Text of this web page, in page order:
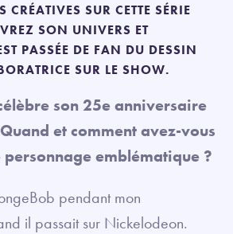
CRÉATIVES SUR CETTE SÉRIE
SON UNIVERS ET
PASSÉE DE FAN DU DESSIN
SUR LE SHOW.
son 25e anniversaire
et comment avez-vous
personnage emblématique ?
pendant mon
il passait sur Nickelodeon.